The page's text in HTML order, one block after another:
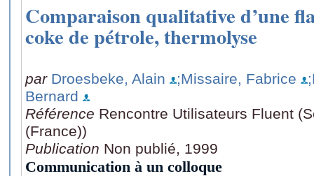
Comparaison qualitative d’une
coke de pétrole, thermolyse
par Droesbeke, Alain ;Missaire, Fabrice
Bernard
Référence Rencontre Utilisateurs Fluent
(France))
Publication Non publié, 1999
Communication à un colloque